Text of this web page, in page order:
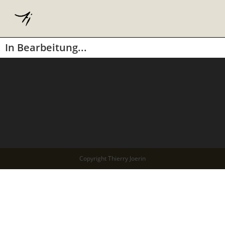
In Bearbeitung...
Copyright Thierry Joerin